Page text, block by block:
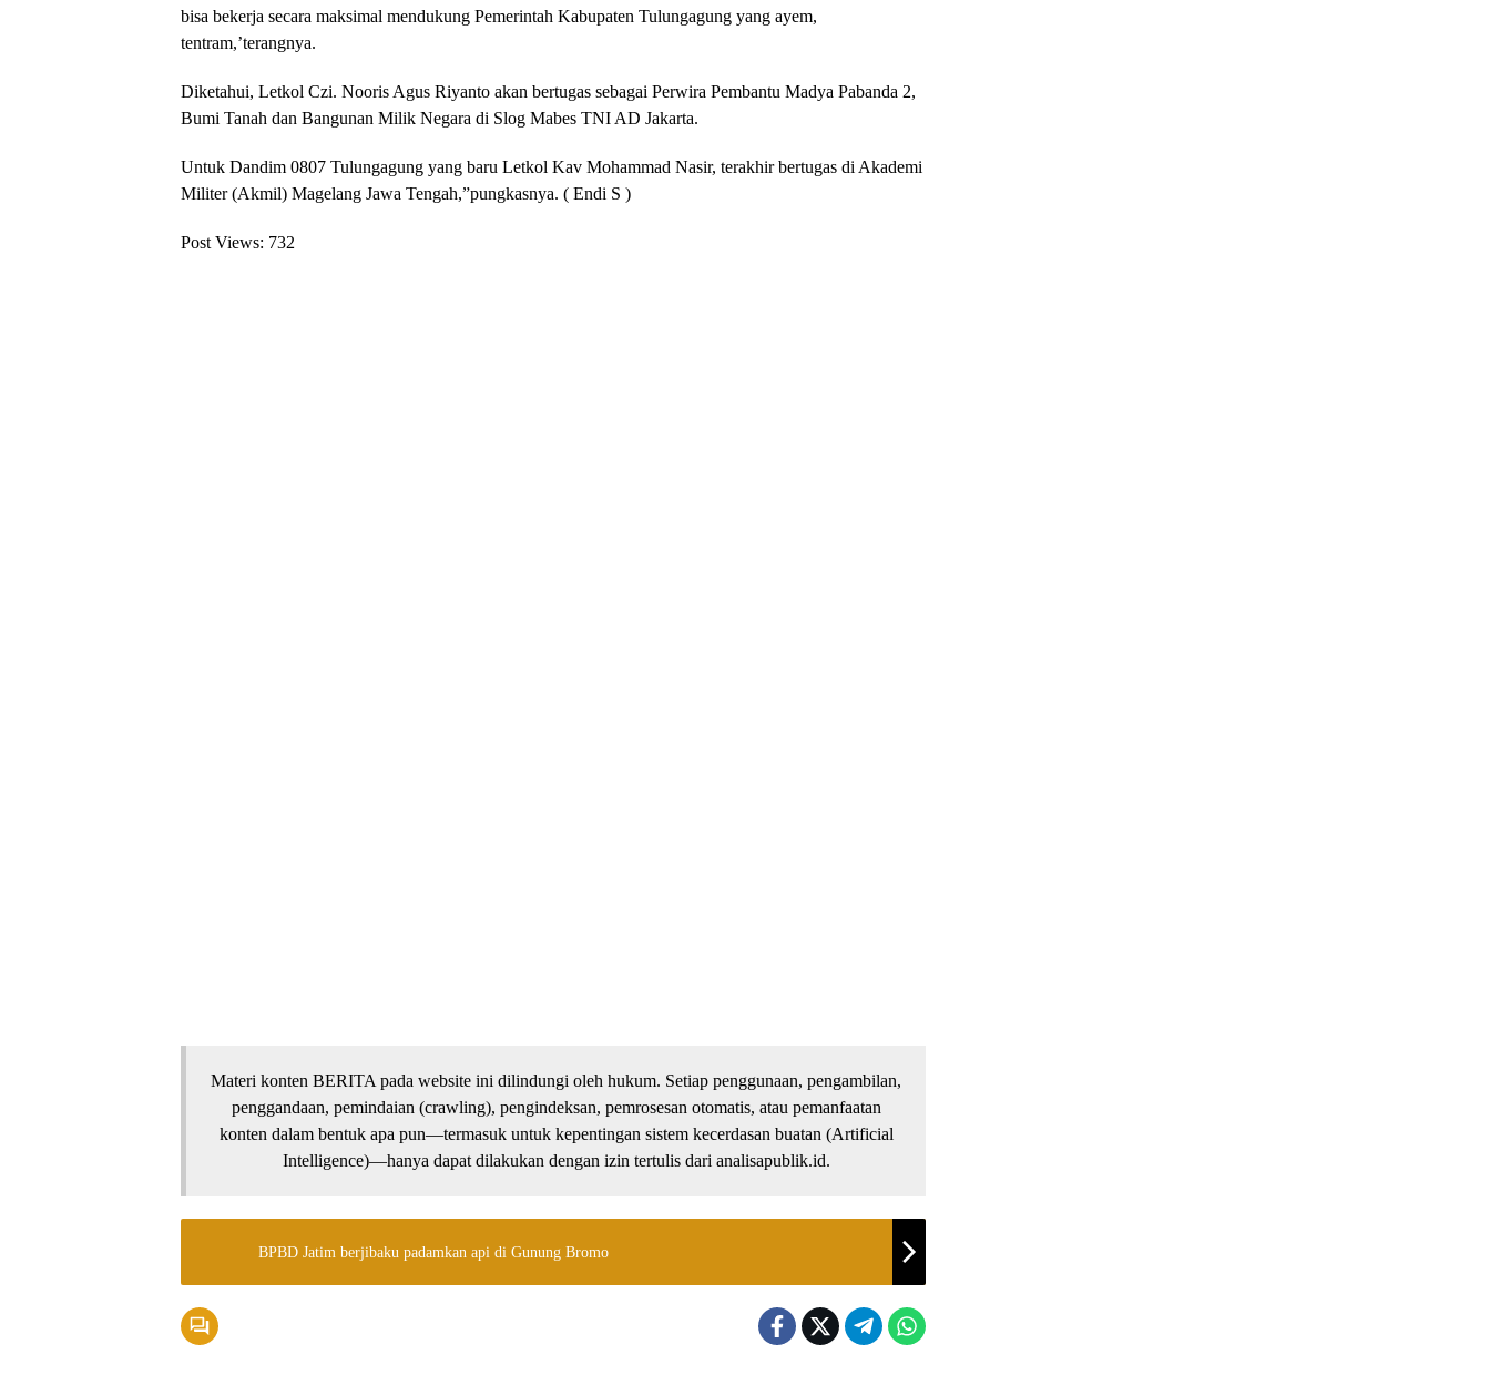
bisa bekerja secara maksimal mendukung Pemerintah Kabupaten Tulungagung yang ayem,
tentram,’terangnya.
Diketahui, Letkol Czi. Nooris Agus Riyanto akan bertugas sebagai Perwira Pembantu Madya Pabanda 2,
Bumi Tanah dan Bangunan Milik Negara di Slog Mabes TNI AD Jakarta.
Untuk Dandim 0807 Tulungagung yang baru Letkol Kav Mohammad Nasir, terakhir bertugas di Akademi
Militer (Akmil) Magelang Jawa Tengah,”pungkasnya. ( Endi S )
Post Views: 732
Materi konten BERITA pada website ini dilindungi oleh hukum. Setiap penggunaan, pengambilan,
penggandaan, pemindaian (crawling), pengindeksan, pemrosesan otomatis, atau pemanfaatan
konten dalam bentuk apa pun—termasuk untuk kepentingan sistem kecerdasan buatan (Artificial
Intelligence)—hanya dapat dilakukan dengan izin tertulis dari analisapublik.id.
BPBD Jatim berjibaku padamkan api di Gunung Bromo